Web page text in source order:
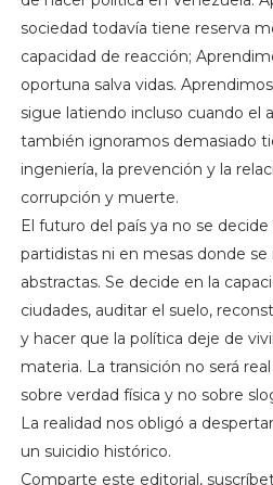
sociedad todavía tiene reserva
capacidad de reacción;
oportuna salva vidas.
sigue latiendo incluso cuando el
también ignoramos demasiado
ingeniería, la prevención y la
corrupción y muerte.
El futuro del país ya no se
partidistas ni en mesas donde
abstractas. Se decide en la
ciudades, auditar el suelo,
y hacer que la política deje de
materia. La transición no será
sobre verdad física y no sobre
La realidad nos obligó a
un suicidio histórico.
Comparte este editorial,